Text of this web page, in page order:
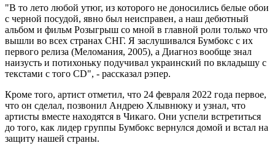
"В то лето любой утюг, из которого не доносились белые обои
с черной посудой, явно был неисправен, а наш дебютный
альбом и фильм Розыгрыш со мной в главной роли только что
вышли во всех странах СНГ. Я заслушивался Бумбокс с их
первого релиза (Меломания, 2005), а Диагноз вообще знал
наизусть и потихоньку подучивал украинский по вкладышу с
текстами с того CD", - рассказал рэпер.
Кроме того, артист отметил, что 24 февраля 2022 года первое,
что он сделал, позвонил Андрею Хлывнюку и узнал, что
артисты вместе находятся в Чикаго. Они успели встретиться
до того, как лидер группы Бумбокс вернулся домой и встал на
защиту нашей страны.